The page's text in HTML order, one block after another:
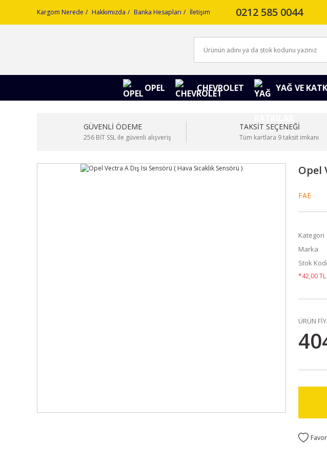
Kargom Nerede Hakkımızda Banka Hesapları İletişim 0212 585 0044
OPEL CHEVROLET YAĞ VE
GÜVENLİ ÖDEME
256 BİT SSL ile güvenli alışveriş
TAKSİT SEÇENEĞİ
Tüm kartlara 9 taksit imkanı
Opel
FAE
Kategori
Marka
Stok
*42,00
ÜRÜN